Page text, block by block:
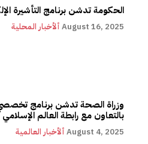
الحكومة تدشن برنامج التأشيرة
ألأخبار المحلية August 16, 2025
وزراة الصحة تدشن برنامج
بالتعاون مع رابطة العالم
ألأخبار العالمية August 4, 2025